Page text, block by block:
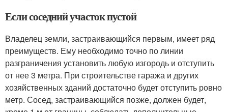
Если соседний участок пустой
Владелец земли, застраивающийся первым, имеет ряд
преимуществ. Ему необходимо точно по линии
разграничения установить любую изгородь и отступить
от нее 3 метра. При строительстве гаража и других
хозяйственных зданий достаточно будет отступить ровно
метр. Сосед, застраивающийся позже, должен будет,